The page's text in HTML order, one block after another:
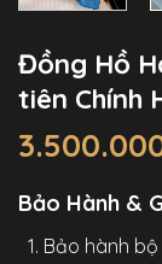
Đồng Hồ
tiên Chính
Bảo Hành &
Bảo hành